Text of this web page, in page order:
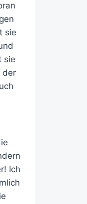
sie
sie
der
Ich